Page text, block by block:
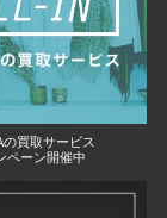
の買取サービス
ペーン開催中